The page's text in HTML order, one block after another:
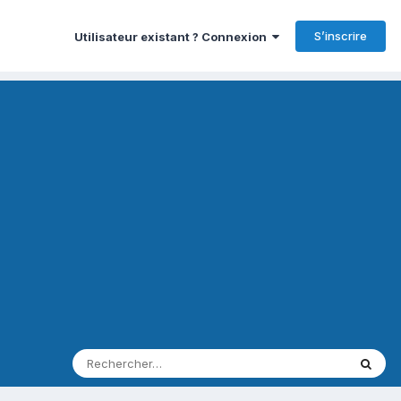
Utilisateur existant ? Connexion S’inscrire